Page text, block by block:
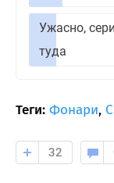
Ужасно,
туда
Теги: Фонари,
32